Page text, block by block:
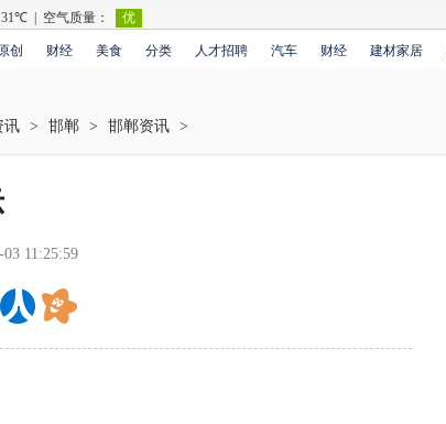
创 财经 美食 分类 人才招聘 汽车 财经 建材家居
讯 > 邯郸 > 邯郸资讯 >
03 11:25:59